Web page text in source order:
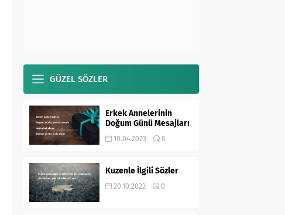
GÜZEL SÖZLER
Erkek Annelerinin
Doğum Günü Mesajları
10.04.2023 0
Kuzenle İlgili Sözler
20.10.2022 0